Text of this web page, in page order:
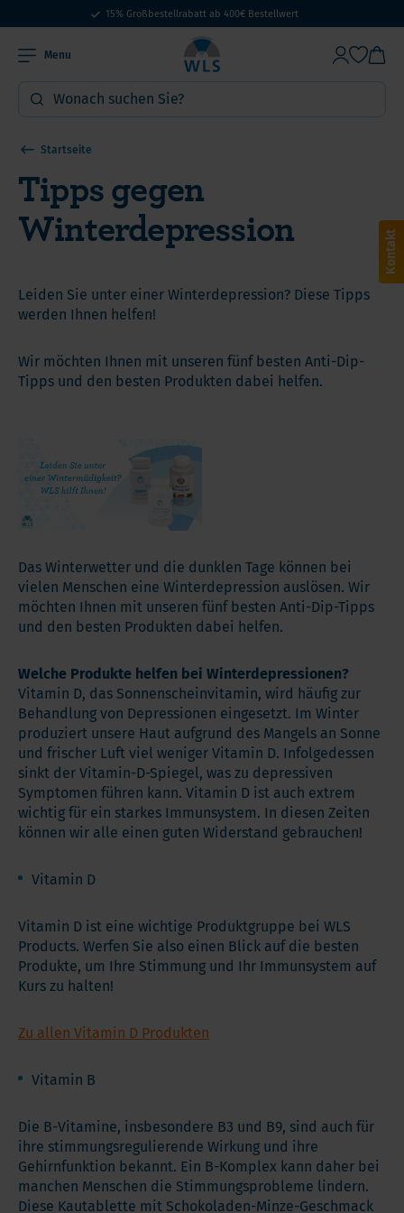
15% Großbestellrabatt ab 400€ Bestellwert
Menu
Startseite
Tipps gegen
Winterdepression
Leiden Sie unter einer Winterdepression? Diese Tipps
werden Ihnen helfen!
Wir möchten Ihnen mit unseren fünf besten Anti-Dip-
Tipps und den besten Produkten dabei helfen.
Das Winterwetter und die dunklen Tage können bei
vielen Menschen eine Winterdepression auslösen. Wir
möchten Ihnen mit unseren fünf besten Anti-Dip-Tipps
und den besten Produkten dabei helfen.
Welche Produkte helfen bei Winterdepressionen?
Vitamin D, das Sonnenscheinvitamin, wird häufig zur
Behandlung von Depressionen eingesetzt. Im Winter
produziert unsere Haut aufgrund des Mangels an Sonne
und frischer Luft viel weniger Vitamin D. Infolgedessen
sinkt der Vitamin-D-Spiegel, was zu depressiven
Symptomen führen kann. Vitamin D ist auch extrem
wichtig für ein starkes Immunsystem. In diesen Zeiten
können wir alle einen guten Widerstand gebrauchen!
Vitamin D
Vitamin D ist eine wichtige Produktgruppe bei WLS
Products. Werfen Sie also einen Blick auf die besten
Produkte, um Ihre Stimmung und Ihr Immunsystem auf
Kurs zu halten!
Zu allen Vitamin D Produkten
Vitamin B
Die B-Vitamine, insbesondere B3 und B9, sind auch für
ihre stimmungsregulierende Wirkung und ihre
Gehirnfunktion bekannt. Ein B-Komplex kann daher bei
manchen Menschen die Stimmungsprobleme lindern.
Diese Kautablette mit Schokoladen-Minze-Geschmack
Kontakt